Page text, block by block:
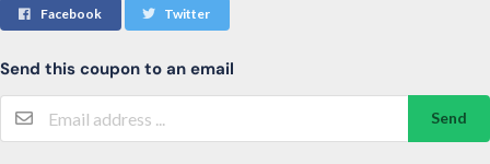
Facebook Twitter
Send this coupon to an email
Send